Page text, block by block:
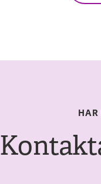
HAR